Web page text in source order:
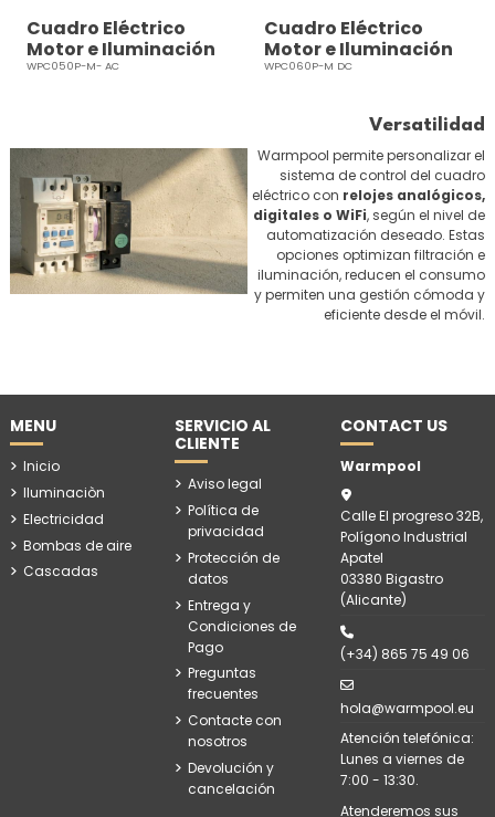
Cuadro Eléctrico
Motor e Iluminación
12V AC PRO Alta
WPC050P-M- AC
Cuadro Eléctrico
Motor e Iluminación
12V DC PRO Alta
WPC060P-M DC
Versatilidad
Warmpool permite personalizar el
sistema de control del cuadro
eléctrico con relojes analógicos,
digitales o WiFi, según el nivel de
automatización deseado. Estas
opciones optimizan filtración e
iluminación, reducen el consumo
y permiten una gestión cómoda y
eficiente desde el móvil.
MENU
Inicio
Iluminaciòn
Electricidad
Bombas de aire
Cascadas
SERVICIO AL
CLIENTE
Aviso legal
Política de
privacidad
Protección de
datos
Entrega y
Condiciones de
Pago
Preguntas
frecuentes
Contacte con
nosotros
Devolución y
cancelación
CONTACT US
Warmpool
Calle El progreso 32B,
Polígono Industrial
Apatel
03380 Bigastro
(Alicante)
(+34) 865 75 49 06
hola@warmpool.eu
Atención telefónica:
Lunes a viernes de
7:00 - 13:30.
Atenderemos sus